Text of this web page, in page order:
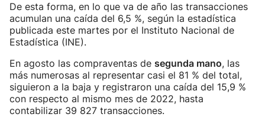
De esta forma, en lo que va de año las transacciones
acumulan una caída del 6,5 %, según la estadística
publicada este martes por el Instituto Nacional de
Estadística (INE).
En agosto las compraventas de segunda mano, las
más numerosas al representar casi el 81 % del total,
siguieron a la baja y registraron una caída del 15,9 %
con respecto al mismo mes de 2022, hasta
contabilizar 39 827 transacciones.